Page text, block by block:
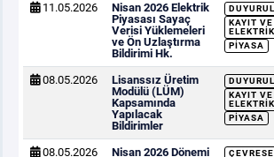
11.05.2026
Nisan 2026 Elektrik
Piyasası Sayaç
Verisi Yüklemeleri
ve Ön Uzlaştırma
Bildirimi Hk.
KAYIT
ELEKTRIK
PIYASA
08.05.2026
Lisanssız Üretim
Modülü (LÜM)
Kapsamında
Yapılacak
Bildirimler
KAYIT
ELEKTRIK
PIYASA
08.05.2026
Nisan 2026 Dönemi